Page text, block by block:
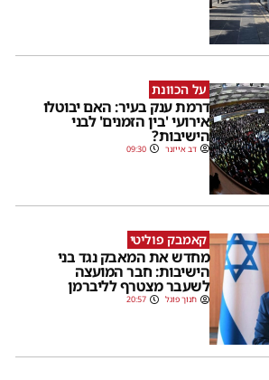
על הכוונת
דרמת ענק בעיר: האם יבוטלו
אירועי 'בין הזמנים' לבני
הישיבות?
דב אייזנר 09:30
קאמבק פוליטי
מחדש את המאבק נגד בני
הישיבות: חבר המועצה
לשעבר מצטרף לליברמן
חנוך פוגל 20:57